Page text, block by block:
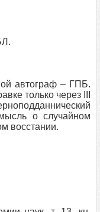
автограф – ГПБ.
только через III
о случайном
восстании.